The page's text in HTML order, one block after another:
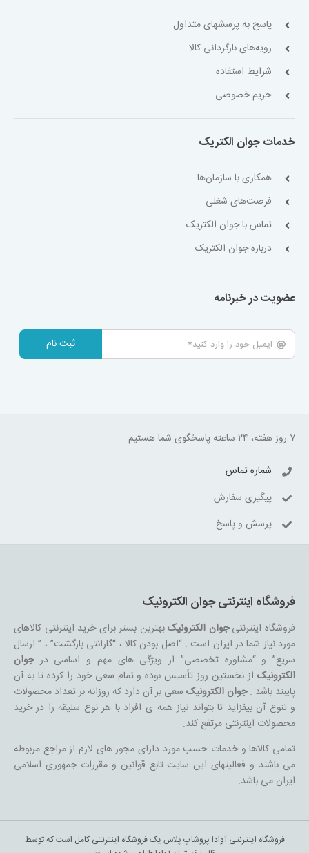
پاسخ به پرسشهای متداول
رویه‌های بازگردانی کالا
شرایط استفاده
حریم خصوصی
خدمات جوان الکتریک
همکاری با سازمان‌ها
فرصت‌های شغلی
تماس با جوان الکتریک
درباره جوان الکتریک
عضویت در خبرنامه
ثبت نام
۷ روز هفته، ۲۴ ساعته پاسخگوی شما هستیم.
شماره تماس
پیگیری سفارش
پرسش و پاسخ
فروشگاه اینترنتی جوان الکترونیک
فروشگاه اینترنتیجوان الکترونیکبهترین بستر برای خرید اینترنتی کالاهای
مورد نیاز شما در ایران است . “اصل بودن کالا ، “گارانتی بازگشت” ، ” ارسال
سریع” و “مشاوره تخصصی” از ویژگی های مهم و اساسی درجوان
الکترونیکاز نخستین روز تأسیس بوده و تمام سعی خود را کرده تا به آن
پایبند باشد .جوان الکترونیکسعی بر آن دارد که روزانه بر تعداد محصولات
و تنوع آن بیفزاید تا بتواند نیاز همه ی افراد با هر نوع سلیقه را در خرید
محصولات اینترنتی مرتفع کند.
تمامی کالاها و خدمات حسب مورد دارای مجوز های لازم از مراجع مربوطه
می باشند و فعالیتهای این سایت تابع قوانین و مقررات جمهوری اسلامی
ایران می باشد.
فروشگاه اینترنتی آوادا پروشاپ پلاس یک فروشگاه اینترنتی کامل است که توسط